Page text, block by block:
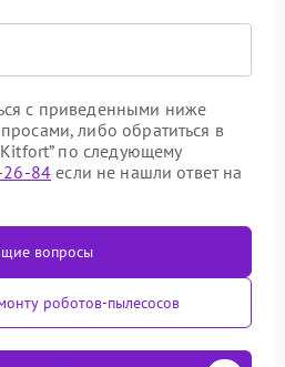
с приведенными ниже
либо обратиться в
по следующему
26-84 если не нашли ответ на
вопросы
роботов-пылесосов